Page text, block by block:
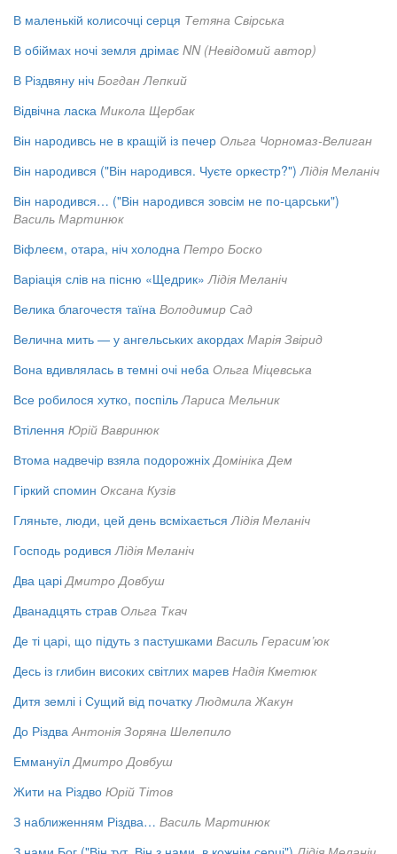
В маленькій колисочці серця Тетяна Свірська
В обіймах ночі земля дрімає NN (Невідомий автор)
В Різдвяну ніч Богдан Лепкий
Відвічна ласка Микола Щербак
Він народивсь не в кращій із печер Ольга Чорномаз-Велиган
Він народився ("Він народився. Чуєте оркестр?") Лідія Меланіч
Він народився… ("Він народився зовсім не по-царськи")
Василь Мартинюк
Віфлеєм, отара, ніч холодна Петро Боско
Варіація слів на пісню «Щедрик» Лідія Меланіч
Велика благочестя таїна Володимир Сад
Велична мить — у ангельських акордах Марія Звірид
Вона вдивлялась в темні очі неба Ольга Міцевська
Все робилося хутко, поспіль Лариса Мельник
Втілення Юрій Вавринюк
Втома надвечір взяла подорожніх Домініка Дем
Гіркий спомин Оксана Кузів
Гляньте, люди, цей день всміхається Лідія Меланіч
Господь родився Лідія Меланіч
Два царі Дмитро Довбуш
Дванадцять страв Ольга Ткач
Де ті царі, що підуть з пастушками Василь Герасим’юк
Десь із глибин високих світлих марев Надія Кметюк
Дитя землі і Сущий від початку Людмила Жакун
До Різдва Антонія Зоряна Шелепило
Еммануїл Дмитро Довбуш
Жити на Різдво Юрій Тітов
З наближенням Різдва… Василь Мартинюк